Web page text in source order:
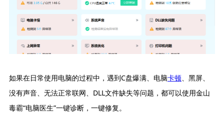
如果在日常使用电脑的过程中，遇到C盘爆满、电脑卡顿、黑屏、
没有声音、无法正常联网、DLL文件缺失等问题，都可以使用金山
毒霸“电脑医生”一键诊断，一键修复。